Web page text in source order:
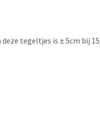
tegeltjes is ± 5cm bij